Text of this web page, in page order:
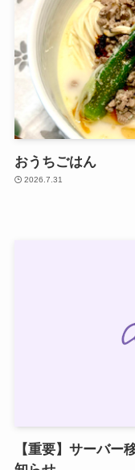
おうちごはん
2026.7.31
【重要】サーバー